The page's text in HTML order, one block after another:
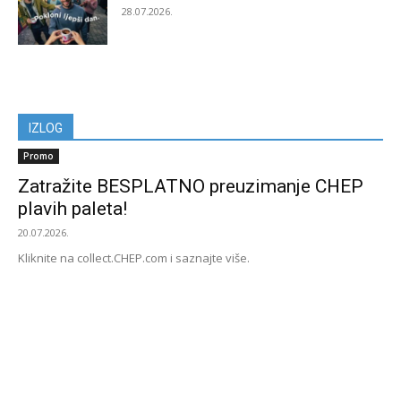
28.07.2026.
IZLOG
Promo
Zatražite BESPLATNO preuzimanje CHEP
plavih paleta!
20.07.2026.
Kliknite na collect.CHEP.com i saznajte više.